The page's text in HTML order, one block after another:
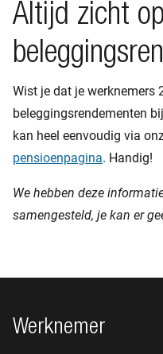
Altijd zicht op
Wist je dat je werknemers
beleggingsrendementen
kan heel eenvoudig via
pensioenpagina. Handig!
We hebben deze
samengesteld, je kan er
Footer
Werknemer